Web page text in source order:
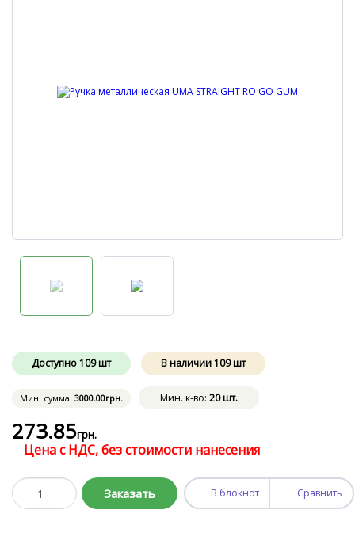
Доступно109 шт В наличии109шт
Мин. сумма: 3000.00грн. Мин. к-во: 20 шт.
273.85грн.
Цена с НДС, без стоимости нанесения
Заказать В блокнот Сравнить